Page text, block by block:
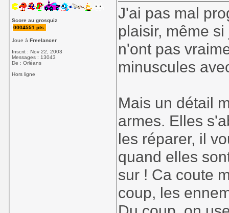
Score au grosquiz
0004551 pts.
Joue àFreelancer
Inscrit : Nov 22, 2003
Messages : 13043
De : Orléans
Hors ligne
J'ai pas mal
plaisir, même
n'ont pas
minuscules
Mais un détail
armes. Elles
les réparer, il
quand elles
sur ! Ca coute
coup, les